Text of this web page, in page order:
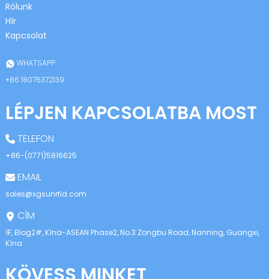
Rólunk
Hír
Kapcsolat
WHATSAPP
+86 18076372139
LÉPJEN KAPCSOLATBA MOST
TELEFON
+86-(0771)5816625
EMAIL
sales@xgsunrfid.com
CÍM
1F, Blog2#, Kína-ASEAN Phase2, No.3 Zongbu Road, Nanning, Guangxi,
Kína